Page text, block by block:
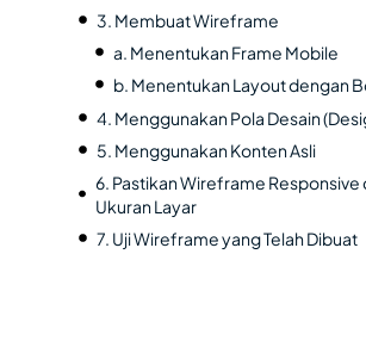
3. Membuat Wireframe
a. Menentukan Frame Mobile
b. Menentukan Layout dengan
4. Menggunakan Pola Desain
5. Menggunakan Konten Asli
6. Pastikan Wireframe Responsive
Ukuran Layar
7. Uji Wireframe yang Telah Dibuat